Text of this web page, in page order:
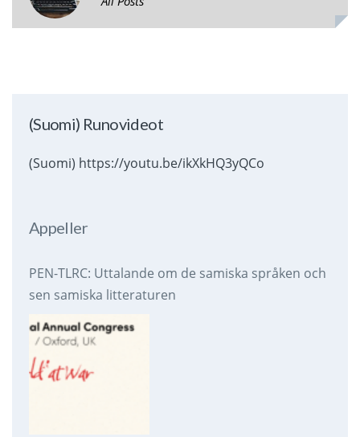
(Suomi) Runovideot
(Suomi) https://youtu.be/ikXkHQ3yQCo
Appeller
PEN-TLRC: Uttalande om de samiska språken och
sen samiska litteraturen